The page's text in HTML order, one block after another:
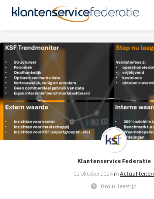
Klantenservice Federatie
02 oktober 2024 in Actualiteiten
0 min. leestijd
policy